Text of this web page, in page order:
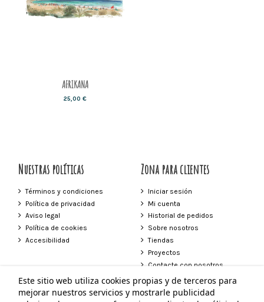
AFRIKANA
25,00 €
Nuestras políticas
Términos y condiciones
Política de privacidad
Aviso legal
Política de cookies
Accesibilidad
Zona para clientes
Iniciar sesión
Mi cuenta
Historial de pedidos
Sobre nosotros
Tiendas
Proyectos
Contacte con nosotros
Contacto
Este sitio web utiliza cookies propias y de terceros para
mejorar nuestros servicios y mostrarle publicidad